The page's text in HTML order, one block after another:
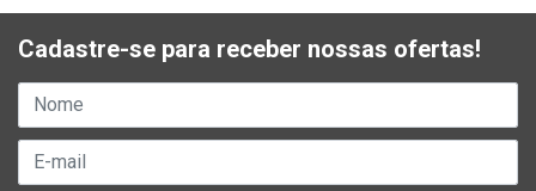
Cadastre-se para receber nossas ofertas!